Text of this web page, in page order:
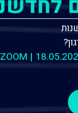
ZOOM |